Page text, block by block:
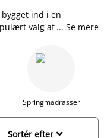
ind i en
valg af seng, og
af
140x200 og
For at
rigtige madras, har vi
når du skal købe en
... Se mere
Springmadrasser

Sortér efter